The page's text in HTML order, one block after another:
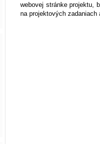
webovej stránke projektu,
na projektových